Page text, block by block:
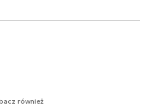
również